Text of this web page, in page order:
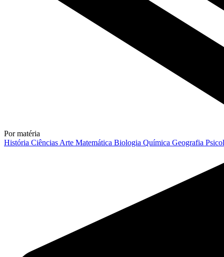
Por matéria
História Ciências Arte Matemática Biologia Química Geografia